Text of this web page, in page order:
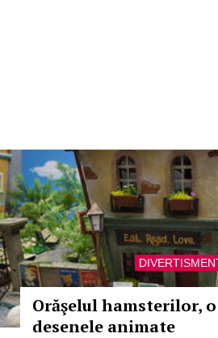
Orăşelul hamsterilor,
desenele animate